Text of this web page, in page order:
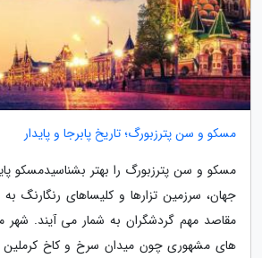
مسکو و سن پترزبورگ؛ تاریخ پابرجا و پایدار
مسکو و سن پترزبورگ را بهتر بشناسیدمسکو
جهان، سرزمین تزارها و کلیساهای رنگارنگ
مقاصد مهم گردشگران به شمار می آیند. شهر
های مشهوری چون میدان سرخ و کاخ کرملین